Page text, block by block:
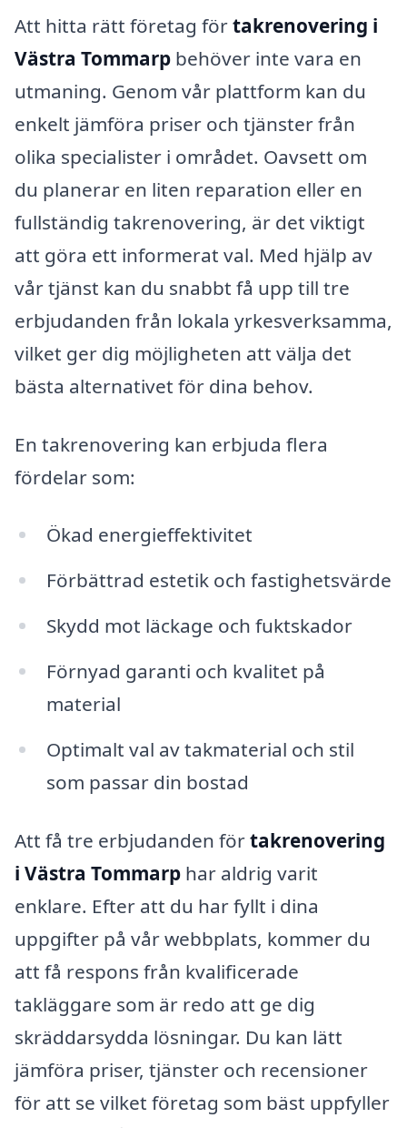
Att hitta rätt företag förtakrenovering i
Västra Tommarp behöver inte vara en
utmaning. Genom vår plattform kan du
enkelt jämföra priser och tjänster från
olika specialister i området. Oavsett om
du planerar en liten reparation eller en
fullständig takrenovering, är det viktigt
att göra ett informerat val. Med hjälp av
vår tjänst kan du snabbt få upp till tre
erbjudanden från lokala yrkesverksamma,
vilket ger dig möjligheten att välja det
bästa alternativet för dina behov.
En takrenovering kan erbjuda flera
fördelar som:
Ökad energieffektivitet
Förbättrad estetik och fastighetsvärde
Skydd mot läckage och fuktskador
Förnyad garanti och kvalitet på
material
Optimalt val av takmaterial och stil
som passar din bostad
Att få tre erbjudanden förtakrenovering
i Västra Tommarp har aldrig varit
enklare. Efter att du har fyllt i dina
uppgifter på vår webbplats, kommer du
att få respons från kvalificerade
takläggare som är redo att ge dig
skräddarsydda lösningar. Du kan lätt
jämföra priser, tjänster och recensioner
för att se vilket företag som bäst uppfyller